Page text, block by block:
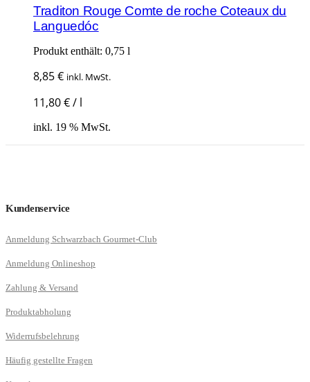
Traditon Rouge Comte de roche Coteaux du
Languedóc
Produkt enthält: 0,75 l
8,85€ inkl. MwSt.
11,80€/ l
inkl. 19 % MwSt.
Kundenservice
Anmeldung Schwarzbach Gourmet-Club
Anmeldung Onlineshop
Zahlung & Versand
Produktabholung
Widerrufsbelehrung
Häufig gestellte Fragen